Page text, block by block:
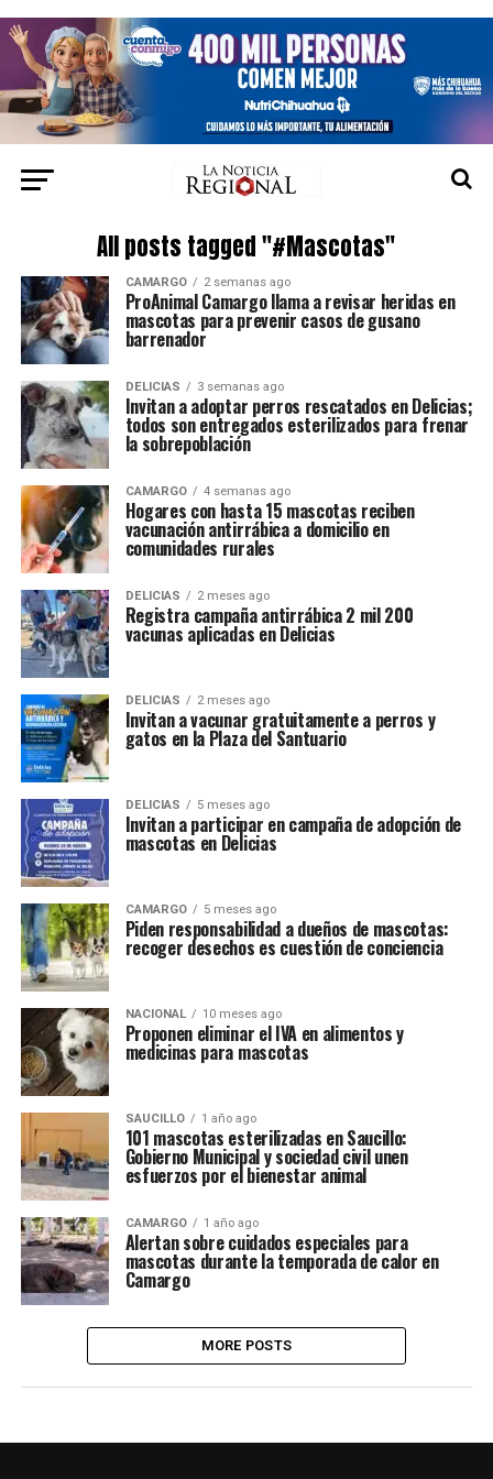
All posts tagged "#Mascotas"
CAMARGO 2 semanas ago
ProAnimal Camargo llama a revisar heridas en
mascotas para prevenir casos de gusano
barrenador
DELICIAS 3 semanas ago
Invitan a adoptar perros rescatados en Delicias;
todos son entregados esterilizados para frenar
la sobrepoblación
CAMARGO 4 semanas ago
Hogares con hasta 15 mascotas reciben
vacunación antirrábica a domicilio en
comunidades rurales
DELICIAS 2 meses ago
Registra campaña antirrábica 2 mil 200
vacunas aplicadas en Delicias
DELICIAS 2 meses ago
Invitan a vacunar gratuitamente a perros y
gatos en la Plaza del Santuario
DELICIAS 5 meses ago
Invitan a participar en campaña de adopción de
mascotas en Delicias
CAMARGO 5 meses ago
Piden responsabilidad a dueños de mascotas:
recoger desechos es cuestión de conciencia
NACIONAL 10 meses ago
Proponen eliminar el IVA en alimentos y
medicinas para mascotas
SAUCILLO 1 año ago
101 mascotas esterilizadas en Saucillo:
Gobierno Municipal y sociedad civil unen
esfuerzos por el bienestar animal
CAMARGO 1 año ago
Alertan sobre cuidados especiales para
mascotas durante la temporada de calor en
Camargo
MORE POSTS